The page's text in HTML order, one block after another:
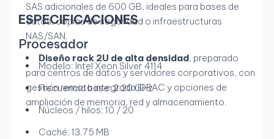
SAS adicionales de 600 GB, ideales para bases de
datos, copias de seguridad o infraestructuras
NAS/SAN.
Diseño rack 2U de alta densidad, preparado
para centros de datos y servidores corporativos, con
gestión remota integrada iDRAC y opciones de
ampliación de memoria, red y almacenamiento.
ESPECIFICACIONES
Procesador
Modelo: Intel Xeon Silver 4114
Frecuencia base: 2.20 GHz
Núcleos / hilos: 10 / 20
Caché: 13.75 MB